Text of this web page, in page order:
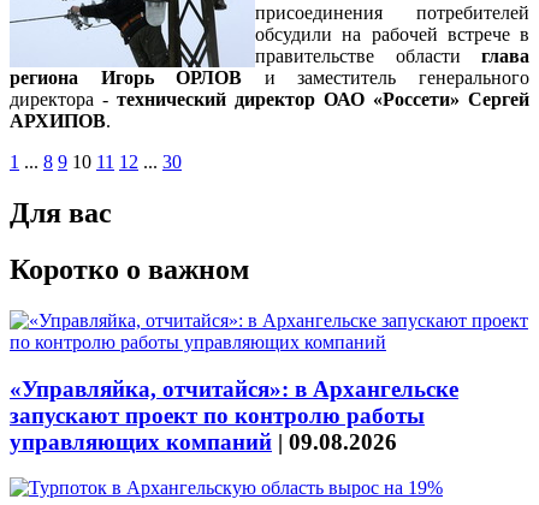
присоединения потребителей
обсудили на рабочей встрече в
правительстве области глава
региона Игорь ОРЛОВ и заместитель генерального
директора - технический директор ОАО «Россети» Сергей
АРХИПОВ.
1 ... 8 9 10 11 12 ... 30
Для вас
Коротко о важном
«Управляйка, отчитайся»: в Архангельске
запускают проект по контролю работы
управляющих компаний | 09.08.2026